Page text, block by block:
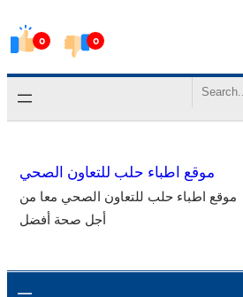
0 0
content
Search
موقع اطباء حلب للتعاون الصحي
موقع اطباء حلب للتعاون الصحي معا من
أجل صحة أفضل